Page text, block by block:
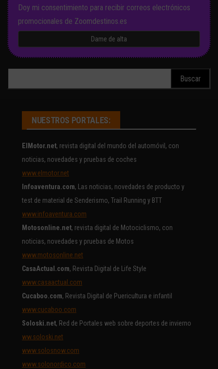
Doy mi consentimiento para recibir correos electrónicos
promocionales de Zoomdestinos.es
NUESTROS PORTALES:
ElMotor.net, revista digital del mundo del automóvil, con
noticias, novedades y pruebas de coches
www.elmotor.net
Infoaventura.com, Las noticias, novedades de producto y
test de material de Senderismo, Trail Running y BTT
www.infoaventura.com
Motosonline.net, revista digital de Motociclismo, con
noticias, novedades y pruebas de Motos
www.motosonline.net
CasaActual.com, Revista Digital de Life Style
www.casaactual.com
Cucaboo.com, Revista Digital de Puericultura e infantil
www.cucaboo.com
Soloski.net, Red de Portales web sobre deportes de invierno
ww.soloski.net
www.solosnow.com
www.solonordico.com